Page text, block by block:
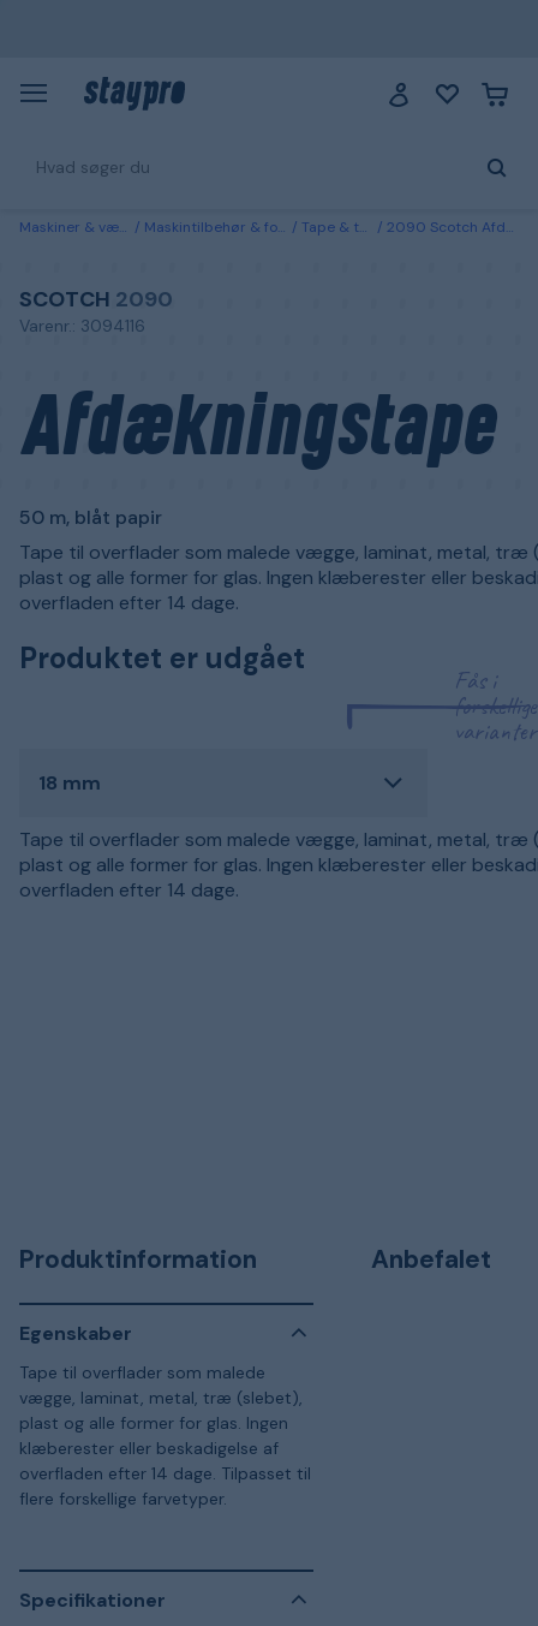
Maskiner & værktøj Maskintilbehør & forbrugsvarer Tape & tætningslister 2090 Scotch Afdækningstape 50 m, blåt papir 18 mm
SCOTCH 2090
Varenr.: 3094116
Afdækningstape
50 m, blåt papir
Tape til overflader som malede vægge, laminat, metal, træ
plast og alle former for glas. Ingen klæberester eller
overfladen efter 14 dage.
Produktet er udgået
Fås i
forskellige
varianter
18 mm
Tape til overflader som malede vægge, laminat, metal, træ
plast og alle former for glas. Ingen klæberester eller
overfladen efter 14 dage.
Produktinformation
Egenskaber
Tape til overflader som malede
vægge, laminat, metal, træ (slebet),
plast og alle former for glas. Ingen
klæberester eller beskadigelse af
overfladen efter 14 dage. Tilpasset til
flere forskellige farvetyper.
Specifikationer
Anbefalet